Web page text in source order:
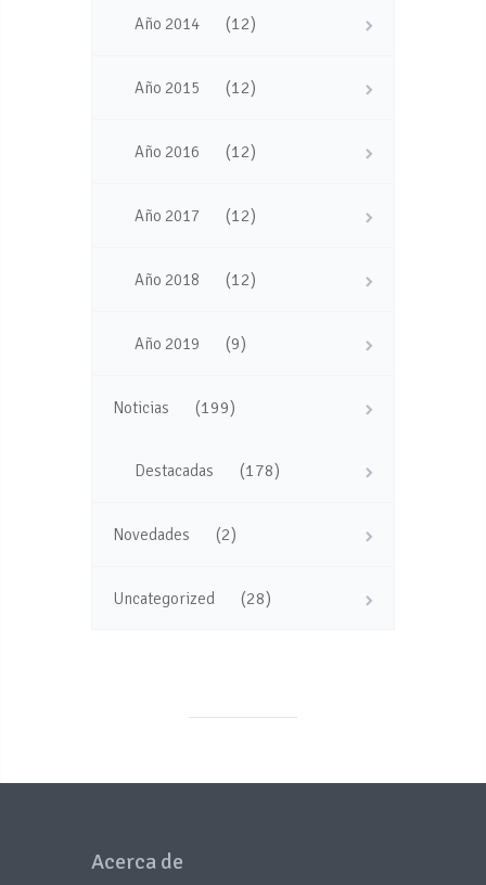
Año 2014 (12)
Año 2015 (12)
Año 2016 (12)
Año 2017 (12)
Año 2018 (12)
Año 2019 (9)
Noticias (199)
Destacadas (178)
Novedades (2)
Uncategorized (28)
Acerca de